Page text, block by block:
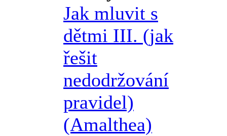
Jak mluvit s
dětmi III. (jak
řešit
nedodržování
pravidel)
(Amalthea)